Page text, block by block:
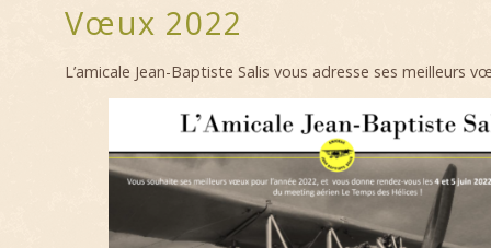
Vœux 2022
L’amicale Jean-Baptiste Salis vous adresse ses meilleurs